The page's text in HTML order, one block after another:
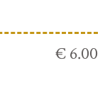
€ 6.00